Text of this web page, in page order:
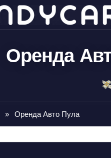
Оренда
» Оренда Авто Пула